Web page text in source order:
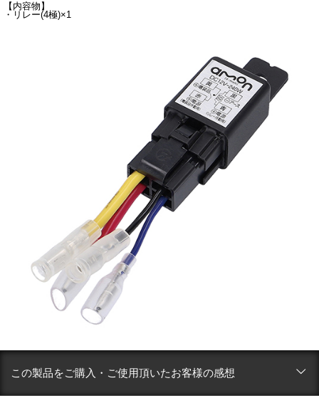
【内容物】
・リレー(4極)×1
この製品をご購入・ご使用頂いたお客様の感想